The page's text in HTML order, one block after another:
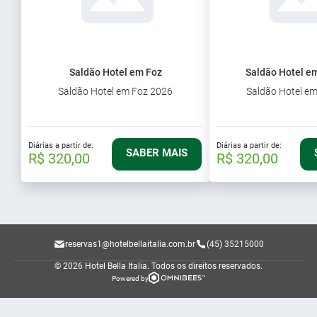
Saldão Hotel em Foz
Saldão Hotel em Foz 2026
Diárias a partir de:
R$ 320,00 SABER MAIS
Saldão Hotel
Saldão Hotel
Diárias a partir de:
R$ 320,00
reservas1@hotelbellaitalia.com.br (45) 35215000
© 2026 Hotel Bella Italia. Todos os direitos reservados.
Powered by